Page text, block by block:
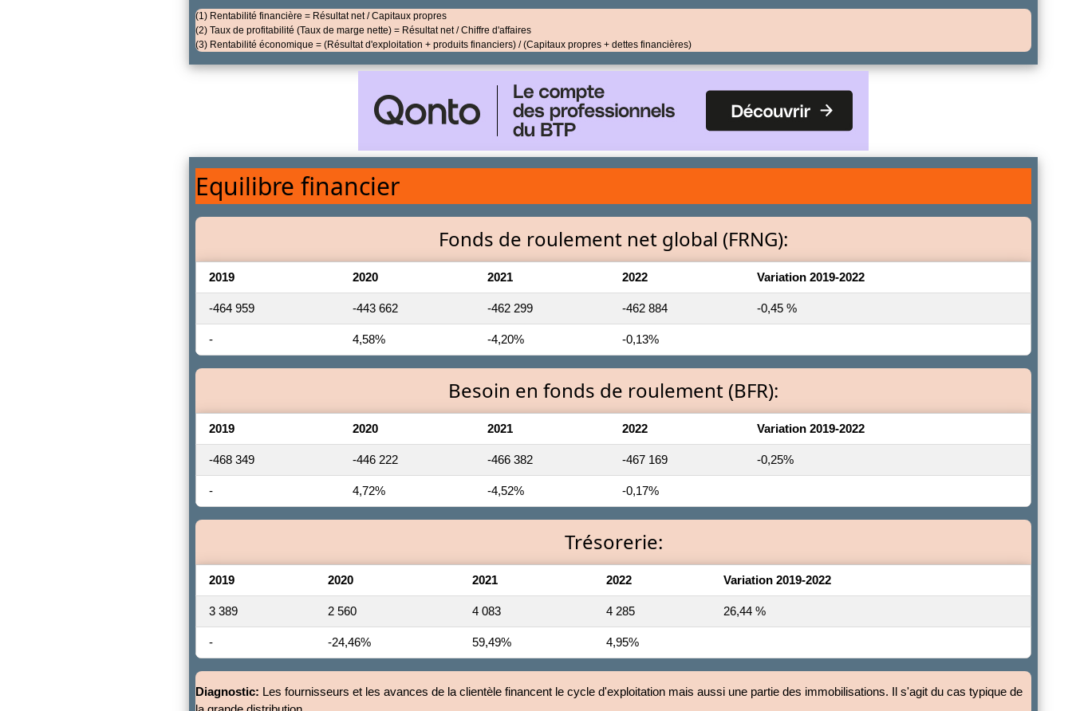
(1) Rentabilité financière = Résultat net / Capitaux propres
(2) Taux de profitabilité (Taux de marge nette) = Résultat net / Chiffre d'affaires
(3) Rentabilité économique = (Résultat d'exploitation + produits financiers) / (Capitaux propres + dettes financières)
Equilibre financier
Fonds de roulement net global (FRNG):
2019 2020 2021 2022 Variation 2019-2022
-464 959 -443 662 -462 299 -462 884 -0,45 %
- 4,58% -4,20% -0,13%
Besoin en fonds de roulement (BFR):
2019 2020 2021 2022 Variation 2019-2022
-468 349 -446 222 -466 382 -467 169 -0,25%
- 4,72% -4,52% -0,17%
Trésorerie:
2019 2020 2021 2022 Variation 2019-2022
3 389 2 560 4 083 4 285 26,44 %
- -24,46% 59,49% 4,95%
Diagnostic: Les fournisseurs et les avances de la clientèle financent le cycle d'exploitation mais aussi une partie des immobilisations. Il s'agit du cas typique de